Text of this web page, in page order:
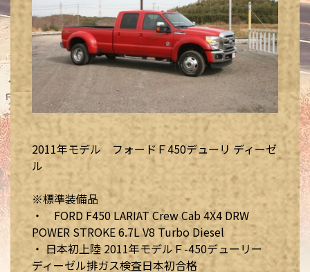
2011年モデル フォードＦ450デューリ ディーゼ
ル
※標準装備品
・ FORD F450 LARIAT Crew Cab 4X4 DRW
POWER STROKE 6.7L V8 Turbo Diesel
・ 日本初上陸 2011年モデルＦ-450デューリー
ディーゼル排ガス検査日本初合格